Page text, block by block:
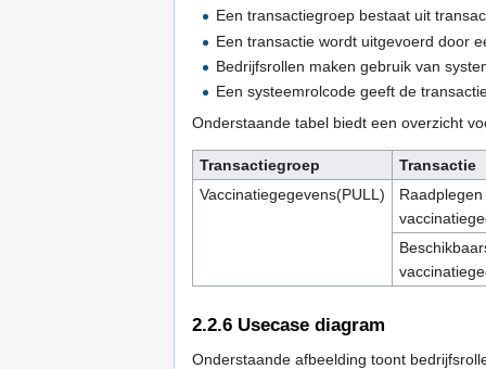
Een transactiegroep bestaat uit
Een transactie wordt uitgevoerd door
Bedrijfsrollen maken gebruik van
Een systeemrolcode geeft de
Onderstaande tabel biedt een overzicht
Transactiegroep
Transactie
Vaccinatiegegevens(PULL)
Raadplegen
2.2.6 Usecase diagram
Onderstaande afbeelding toont